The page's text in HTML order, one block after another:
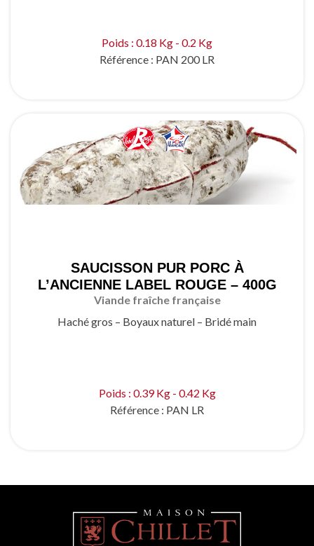
Poids : 0.18 Kg - 0.2 Kg
Référence : PAN 200 LR
SAUCISSON PUR PORC À
L’ANCIENNE LABEL ROUGE – 400G
Viande fraîche française
Haché gros – Boyaux naturel – Bridé main
Poids : 0.39 Kg - 0.42 Kg
Référence : PAN LR